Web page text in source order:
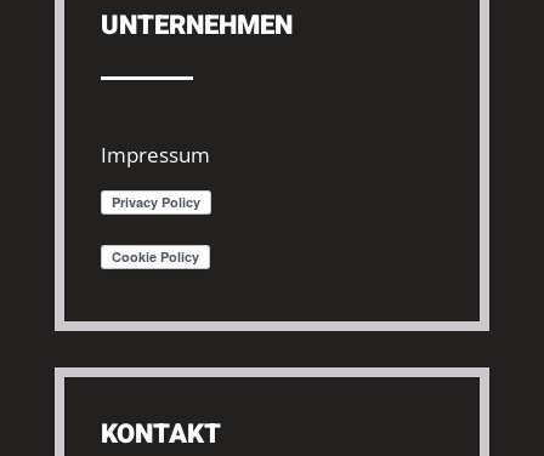
UNTERNEHMEN
Impressum
KONTAKT